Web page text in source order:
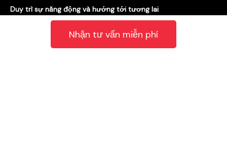
Duy trì sự năng động và hướng tới tương lai
Từ khi thành lập năm 2015, đào tạo hơn 10.000 học viên vào
năm 2018, đến khi cán mốc 1 triệu học viên vào năm 2020 –
Nhận tư vấn miễn phí